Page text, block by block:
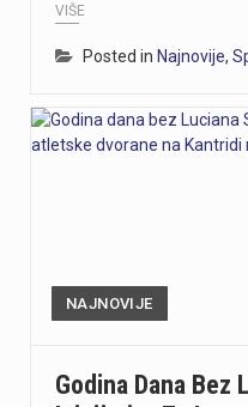
VIŠE
Posted in Najnovije,
NAJNOVIJE
Godina Dana Bez